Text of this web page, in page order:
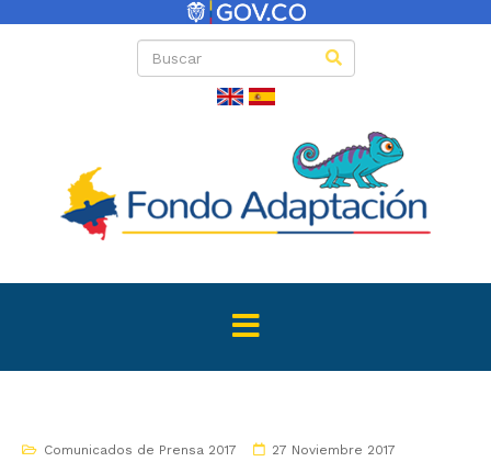
Comunicados de Prensa 2017
27 Noviembre 2017